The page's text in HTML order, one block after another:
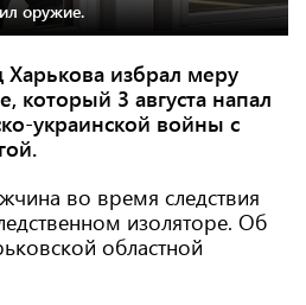
оружие.
Харькова избрал меру
который 3 августа напал
украинской войны с
во время следствия
изоляторе. Об
областной